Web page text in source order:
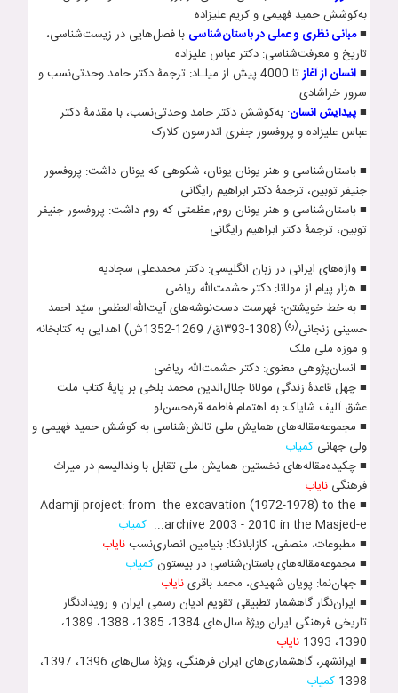
به‌کوشش حميد فهيمی و کريم عليزاده
■مبانی نظری و عملی در باستان‌شناسیبا فصل‌هايی در زيست‌شناسی،
تاريخ و معرفت‌شناسی: دکتر عباس عليزاده
■انسان از آغاز
تا 4000 پیش از میلـاد: ترجمۀ دکتر حامد وحدتی‌نسب و
سرور خراشادی
■پيدايش انسان: به‌کوشش دکتر حامد وحدتی‌نسب، با مقدمۀ دکتر
عباس عليزاده و پروفسور جفری اندرسون کلارک
■ باستان­‌شناسی و هنر یونان یونان، شکوهی که یونان داشت: پروفسور
جنیفر توبین، ترجمۀ دکتر ابراهیم رایگانی
■ باستان­‌شناسی و هنر یونان روم, عظمتی که روم داشت: پروفسور جنیفر
توبین، ترجمۀ دکتر ابراهیم رایگانی
■ واژه‌های ایرانی در زبان انگلیسی: دکتر محمدعلی سجادیه
■ هزار پیام از مول‍انا: دکتر حشمت­‌الله ریاضی
■ به خط خویشتن؛ فهرست دست‌نوشه‌های آیت‌الله‌العظمی سیّد احمد
حسینی زنجانی(ره)
(1308-١٣93ق/ 1269-1352ش) اهدایی به کتابخانه
و موزه ملی ملک
■ انسان­‌پژوهی معنوی: دکتر حشمت­‌الله ریاضی
■ چهل قاعدۀ زندگی مول‍انا جل‍ال‌الدین محمد بلخی بر پایۀ کتاب ملت
عشق آلیف شایاک: به اهتمام فاطمه قره‌حسن‌لو
■ مجموعه‌مقاله‌های همایش ملی تالش‌شناسی به کوشش حمید فهیمی و
ولی جهانی کمیاب
■ چکیده‌مقاله‌های نخستین همایش ملی تقابل با وندالیسم در میراث
فرهنگی نایاب
■ Adamji project: from the excavation (1972-1978) to the
archive 2003 - 2010 in the Masjed-e...
کمیاب
■ مطبوعات، منصفی، کازابلانکا: بنیامین انصاری­‌نسبنایاب
■ مجموعه‌مقاله‌های باستان­‌شناسی در بیستونکمیاب
■ جهان­‌نما: پویان شهیدی، محمد باقرینایاب
■ ایران­‌نگار گاهشمار تطبیقی تقویم ادیان رسمی ایران و رویدادنگار
تاریخی فرهنگی ایران ویژۀ سال‌های 1384، 1385، 1388، 1389،
1390، 1393
نایاب
■ ایرانشهر، گاهشماری‌های ایران فرهنگی، ویژۀ سال‌های 1396، 1397،
1398 کمیاب